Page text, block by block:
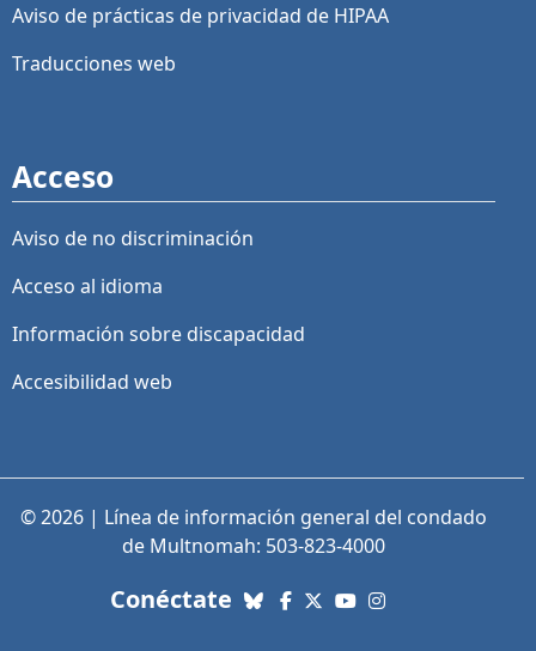
Aviso de prácticas de privacidad de HIPAA
Traducciones web
Acceso
Aviso de no discriminación
Acceso al idioma
Información sobre discapacidad
Accesibilidad web
© 2026 | Línea de información general del condado
de Multnomah: 503-823-4000
Conéctate con nosotros. Enlaces a
Bluesky
Facebook
X (Twitter)
YouTube
Instagram